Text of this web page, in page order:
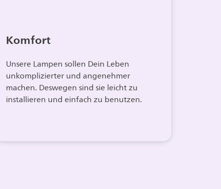
Komfort
Unsere Lampen sollen Dein Leben
unkomplizierter und angenehmer
machen. Deswegen sind sie leicht zu
installieren und einfach zu benutzen.